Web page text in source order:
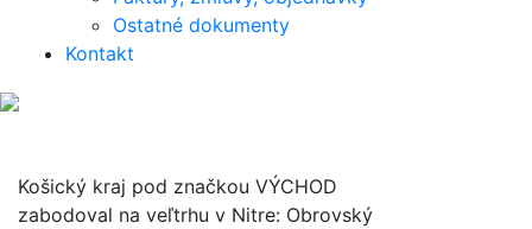
Ostatné dokumenty
Kontakt
Košický kraj pod značkou VÝCHOD
zabodoval na veľtrhu v Nitre: Obrovský